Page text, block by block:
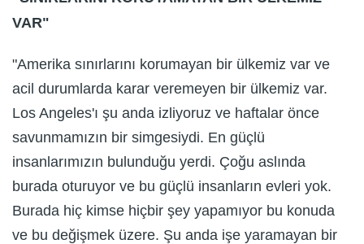
VAR"
"Amerika sınırlarını korumayan bir ülkemiz var ve
acil durumlarda karar veremeyen bir ülkemiz var.
Los Angeles'ı şu anda izliyoruz ve haftalar önce
savunmamızın bir simgesiydi. En güçlü
insanlarımızın bulunduğu yerdi. Çoğu aslında
burada oturuyor ve bu güçlü insanların evleri yok.
Burada hiç kimse hiçbir şey yapamıyor bu konuda
ve bu değişmek üzere. Şu anda işe yaramayan bir